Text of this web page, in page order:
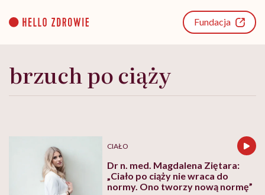
content
Fundacja
brzuch po ciąży
CIAŁO
Dr n. med. Magdalena Ziętara:
„Ciało po ciąży nie wraca do
normy. Ono tworzy nową normę”